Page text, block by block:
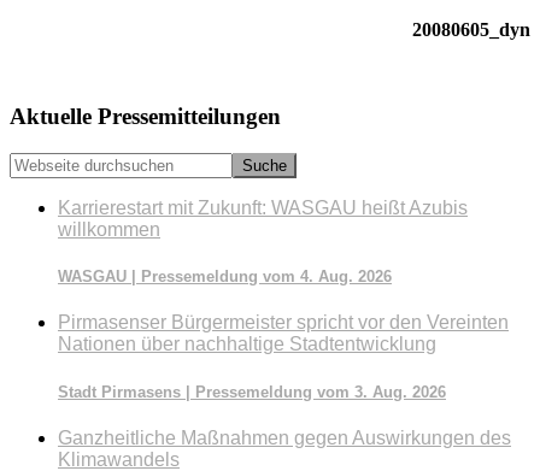
20080605_dyn
Seitenspalte
Aktuelle Pressemitteilungen
Webseite
durchsuchen
Karrierestart mit Zukunft: WASGAU heißt Azubis
willkommen
WASGAU | Pressemeldung vom 4. Aug. 2026
Pirmasenser Bürgermeister spricht vor den Vereinten
Nationen über nachhaltige Stadtentwicklung
Stadt Pirmasens | Pressemeldung vom 3. Aug. 2026
Ganzheitliche Maßnahmen gegen Auswirkungen des
Klimawandels